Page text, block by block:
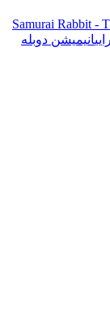
Samurai Rabbit -
انیمیشن دوبله